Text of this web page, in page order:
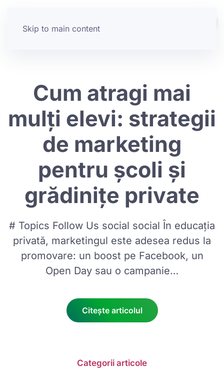
Skip to main content
Cum atragi mai
mulți elevi: strategii
de marketing
pentru școli și
grădinițe private
# Topics Follow Us social social În educația
privată, marketingul este adesea redus la
promovare: un boost pe Facebook, un
Open Day sau o campanie…
Citește articolul
Categorii articole